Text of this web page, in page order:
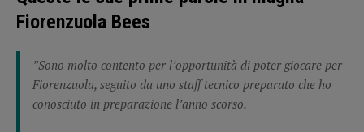
Fiorenzuola Bees
”Sono molto contento per l’opportunità di poter giocare per
Fiorenzuola, seguito da uno staff tecnico preparato che ho
conosciuto in preparazione l’anno scorso.